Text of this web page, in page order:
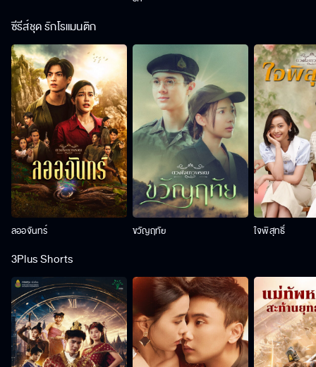
ซีรีส์ชุด รักโรแมนติก
ลออจันทร์ ขวัญฤทัย ใจพิสุทธิ์
3Plus Shorts